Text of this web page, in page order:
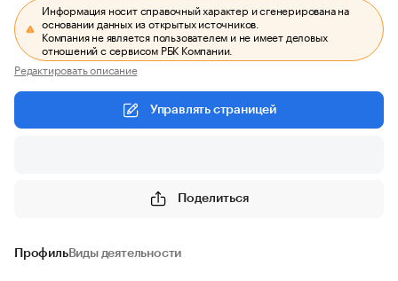
Информация носит справочный характер и сгенерирована на
основании данных из открытых источников.
Компания не является пользователем и не имеет деловых
отношений с сервисом РБК Компании.
Редактировать описание
Управлять страницей
Поделиться
ПрофильВиды деятельности